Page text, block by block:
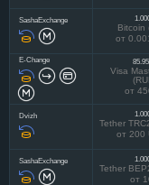
SashaExchange
Bitcoin
от
E-Change
Visa
от
Dvizh
Tether
от 200
SashaExchange
Tether
от